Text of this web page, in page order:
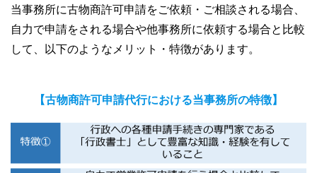
当事務所に古物商許可申請をご依頼・ご相談される場合、
自力で申請をされる場合や他事務所に依頼する場合と比較
して、以下のようなメリット・特徴があります。
【古物商許可申請代行における当事務所の特徴】